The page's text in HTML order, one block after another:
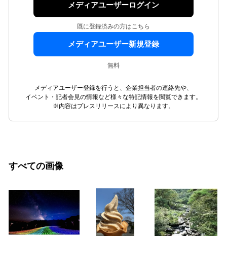
メディアユーザーログイン
既に登録済みの方はこちら
メディアユーザー新規登録
無料
メディアユーザー登録を行うと、企業担当者の連絡先や、
イベント・記者会見の情報など様々な特記情報を閲覧できます。
※内容はプレスリリースにより異なります。
すべての画像